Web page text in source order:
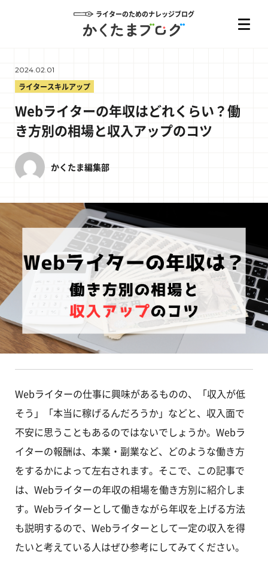
ライターのためのナレッジブログ
ライタースキルアップ
2024.02.01
Webライターの年収はどれくらい？働
き方別の相場と収入アップのコツ
かくたま編集部
Webライターの仕事に興味があるものの、「収入が低
そう」「本当に稼げるんだろうか」などと、収入面で
不安に思うこともあるのではないでしょうか。Webラ
イターの報酬は、本業・副業など、どのような働き方
をするかによって左右されます。そこで、この記事で
は、Webライターの年収の相場を働き方別に紹介しま
す。Webライターとして働きながら年収を上げる方法
も説明するので、Webライターとして一定の収入を得
たいと考えている人はぜひ参考にしてみてください。